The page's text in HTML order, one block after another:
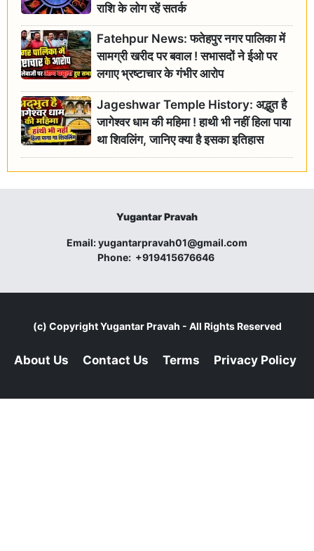
राशि के लोग रहें सतर्क
Fatehpur News: फतेहपुर नगर पालिका में
सामग्री खरीद पर बवाल ! सभासदों ने ईओ पर
लगाए भ्रष्टाचार के गंभीर आरोप
Jageshwar Temple History: अद्भुत है
जागेश्वर धाम की महिमा ! हाथी भी नहीं हिला पाया
था शिवलिंग, जानिए क्या है इसका इतिहास
Yugantar Pravah
Email:yugantarpravah01@gmail.com
Phone: +919415676646
(c) CopyrightYugantar Pravah - All Rights Reserved
About Us Contact Us Terms Privacy Policy